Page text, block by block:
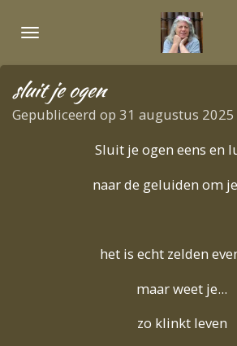
direct
hoofdinhoud
sluit je ogen
Gepubliceerd op 31 augustus
Sluit je ogen eens en
naar de geluiden om
het is echt zelden
maar weet je...
zo klinkt leven